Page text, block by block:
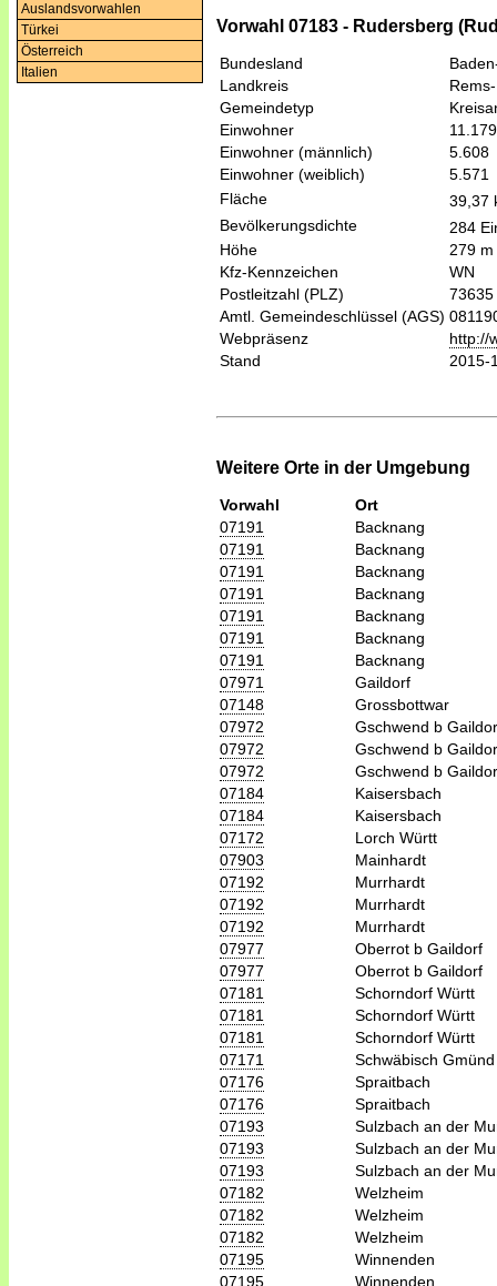
Auslandsvorwahlen
Türkei
Österreich
Italien
Vorwahl 07183 - Rudersberg
Bundesland
Landkreis
Gemeindetyp
Einwohner
11.179
Einwohner (männlich)
5.608
Einwohner (weiblich)
5.571
Fläche
39,37
Bevölkerungsdichte
284
Höhe
279
Kfz-Kennzeichen
WN
Postleitzahl (PLZ)
73635
Amtl. Gemeindeschlüssel (AGS)
Webpräsenz
http://
Stand
2015-
Weitere Orte in der Umgebung
Vorwahl
Ort
07191
Backnang
07191
Backnang
07191
Backnang
07191
Backnang
07191
Backnang
07191
Backnang
07191
Backnang
07971
Gaildorf
07148
Grossbottwar
07972
Gschwend b
07972
Gschwend b
07972
Gschwend b
07184
Kaisersbach
07184
Kaisersbach
07172
Lorch Württ
07903
Mainhardt
07192
Murrhardt
07192
Murrhardt
07192
Murrhardt
07977
Oberrot b Gaildorf
07977
Oberrot b Gaildorf
07181
Schorndorf Württ
07181
Schorndorf Württ
07181
Schorndorf Württ
07171
Schwäbisch Gmünd
07176
Spraitbach
07176
Spraitbach
07193
Sulzbach an der
07193
Sulzbach an der
07193
Sulzbach an der
07182
Welzheim
07182
Welzheim
07182
Welzheim
07195
Winnenden
07195
Winnenden